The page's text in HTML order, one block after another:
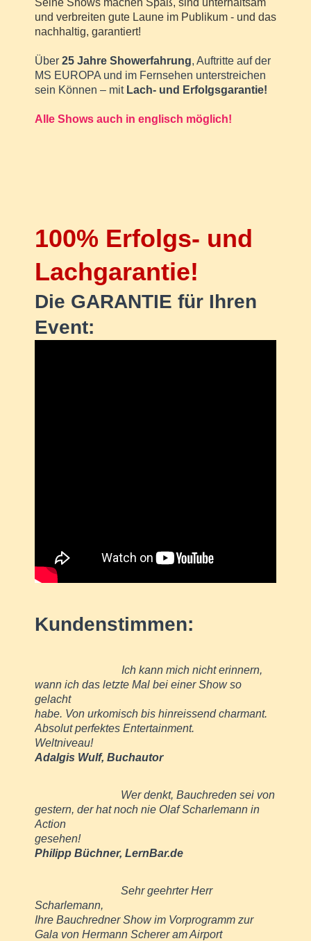
und verbreiten gute Laune im Publikum - und das
nachhaltig, garantiert!
Über 25 Jahre Showerfahrung, Auftritte auf der
MS EUROPA und im Fernsehen unterstreichen
sein Können – mit Lach- und Erfolgsgarantie!
Alle Shows auch in englisch möglich!
100% Erfolgs- und
Lachgarantie!
Die GARANTIE für Ihren
Event:
Kundenstimmen:
Ich kann mich nicht erinnern,
wann ich das letzte Mal bei einer Show so
gelacht
habe. Von urkomisch bis hinreissend charmant.
Absolut perfektes Entertainment.
Weltniveau!
Adalgis Wulf, Buchautor
Wer denkt, Bauchreden sei von
gestern, der hat noch nie Olaf Scharlemann in
Action
gesehen!
Philipp Büchner, LernBar.de
Sehr geehrter Herr
Scharlemann,
Ihre Bauchredner Show im Vorprogramm zur
Gala von Hermann Scherer am Airport